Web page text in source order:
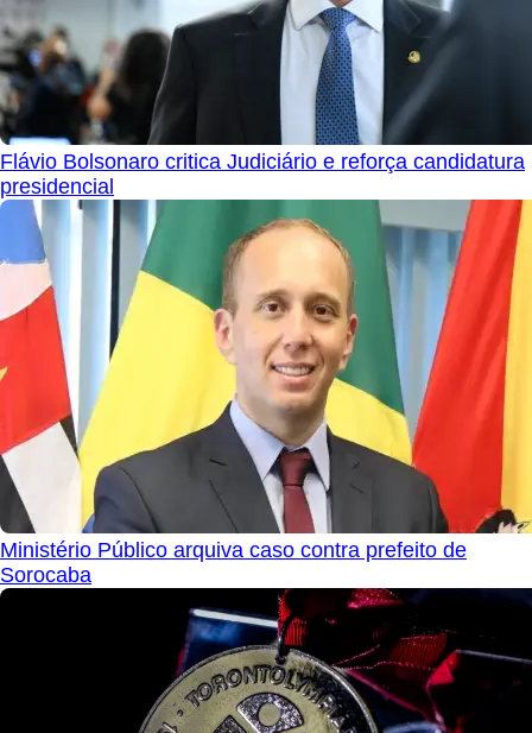
Flávio Bolsonaro critica Judiciário e reforça candidatura
presidencial
Ministério Público arquiva caso contra prefeito de
Sorocaba